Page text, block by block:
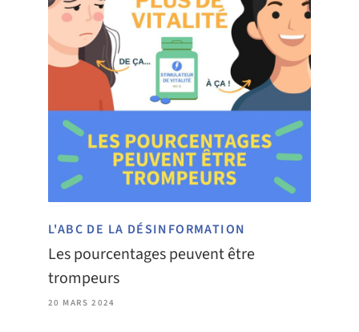
L'ABC DE LA DÉSINFORMATION
Les pourcentages peuvent être
trompeurs
20 MARS 2024